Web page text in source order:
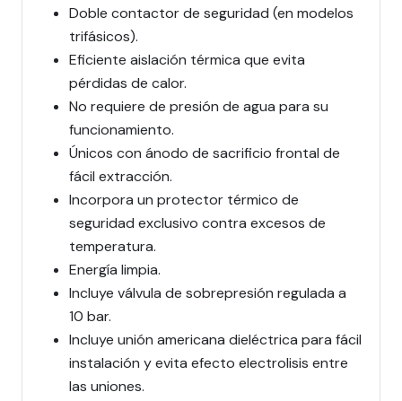
Doble contactor de seguridad (en modelos
trifásicos).
Eficiente aislación térmica que evita
pérdidas de calor.
No requiere de presión de agua para su
funcionamiento.
Únicos con ánodo de sacrificio frontal de
fácil extracción.
Incorpora un protector térmico de
seguridad exclusivo contra excesos de
temperatura.
Energía limpia.
Incluye válvula de sobrepresión regulada a
10 bar.
Incluye unión americana dieléctrica para fácil
instalación y evita efecto electrolisis entre
las uniones.